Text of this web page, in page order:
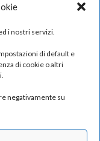
i nostri servizi.
di default e
di cookie o altri
negativamente su
ad essa